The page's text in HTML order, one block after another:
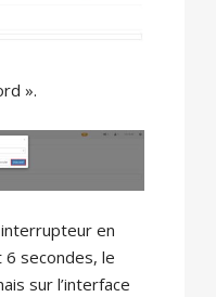
».
en
6 secondes, le
sur l’interface